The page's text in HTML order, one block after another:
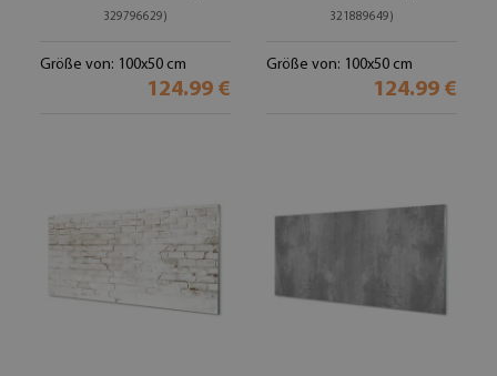
329796629)
Größe von: 100x50 cm
124.99 €
321889649)
Größe von: 100x50 cm
124.99 €